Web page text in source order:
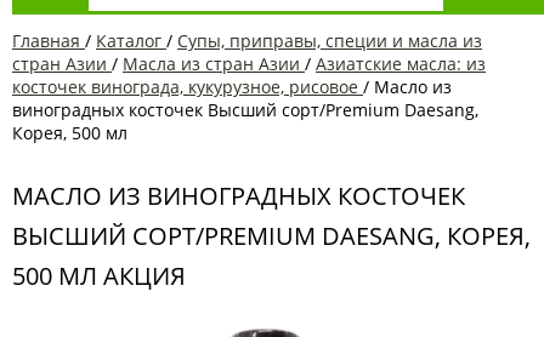
Главная / Каталог / Супы, приправы, специи и масла из
стран Азии / Масла из стран Азии / Азиатские масла: из
косточек винограда, кукурузное, рисовое / Масло из
виноградных косточек Высший сорт/Premium Daesang,
Корея, 500 мл
МАСЛО ИЗ ВИНОГРАДНЫХ КОСТОЧЕК
ВЫСШИЙ СОРТ/PREMIUM DAESANG, КОРЕЯ,
500 МЛ АКЦИЯ